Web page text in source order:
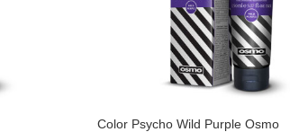
Color Psycho Wild Purple Osmo